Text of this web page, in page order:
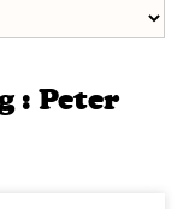
: Peter